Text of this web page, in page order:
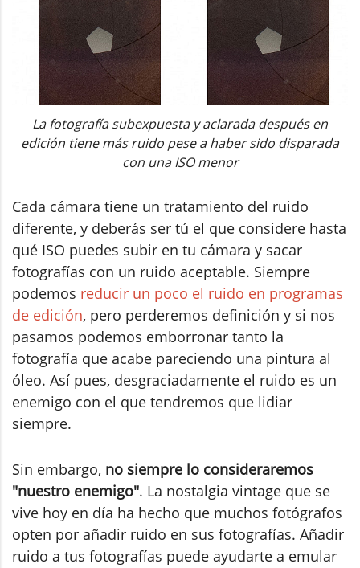
La fotografía subexpuesta y aclarada después en
edición tiene más ruido pese a haber sido disparada
con una ISO menor
Cada cámara tiene un tratamiento del ruido
diferente, y deberás ser tú el que considere hasta
qué ISO puedes subir en tu cámara y sacar
fotografías con un ruido aceptable. Siempre
podemos reducir un poco el ruido en programas
de edición, pero perderemos definición y si nos
pasamos podemos emborronar tanto la
fotografía que acabe pareciendo una pintura al
óleo. Así pues, desgraciadamente el ruido es un
enemigo con el que tendremos que lidiar
siempre.
Sin embargo, no siempre lo consideraremos
"nuestro enemigo". La nostalgia vintage que se
vive hoy en día ha hecho que muchos fotógrafos
opten por añadir ruido en sus fotografías. Añadir
ruido a tus fotografías puede ayudarte a emular